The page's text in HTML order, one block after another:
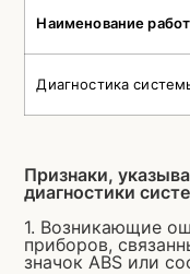
Наименование работ
Диагностика
Признаки,
диагностики
1. Возникающие
приборов,
значок ABS или